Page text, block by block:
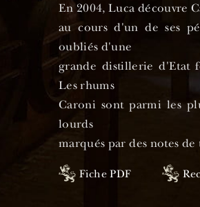
En 2004, Luca découvre
au cours d'un de ses
oubliés d'une
grande distillerie d'Etat
Les rhums
Caroni sont parmi les
lourds
marqués par des notes
pétrole ou encore de cuire.
Fiche PDF